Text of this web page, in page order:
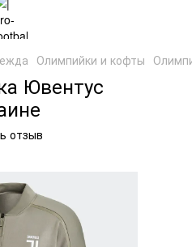
Олимпийки и кофты
Ювентус
отзыв